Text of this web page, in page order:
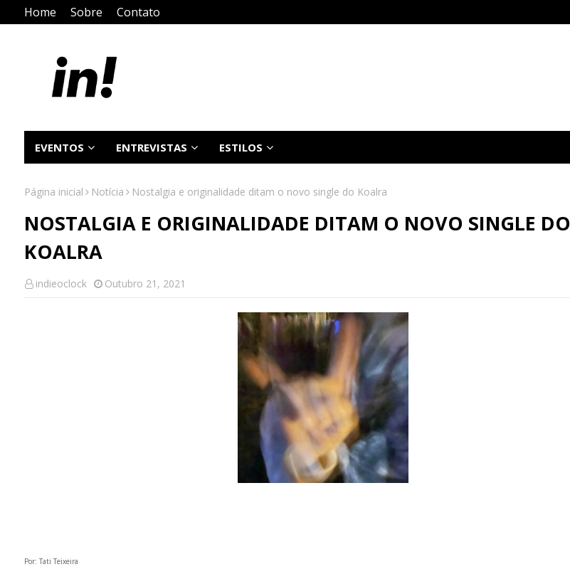
Home Sobre Contato
EVENTOS ENTREVISTAS ESTILOS
Página inicial Notícia Nostalgia e originalidade ditam o novo single do Koalra
NOSTALGIA E ORIGINALIDADE DITAM O NOVO SINGLE DO
KOALRA
indieoclock Outubro 21, 2021
Por: Tati Teixeira